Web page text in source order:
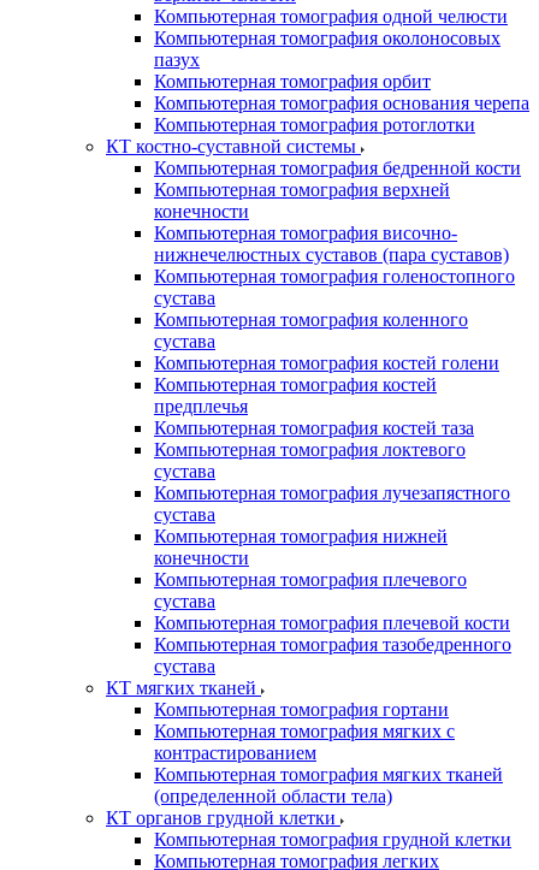
Компьютерная томография одной челюсти
Компьютерная томография околоносовых
пазух
Компьютерная томография орбит
Компьютерная томография основания черепа
Компьютерная томография ротоглотки
КТ костно-суставной системы
Компьютерная томография бедренной кости
Компьютерная томография верхней
конечности
Компьютерная томография височно-
нижнечелюстных суставов (пара суставов)
Компьютерная томография голеностопного
сустава
Компьютерная томография коленного
сустава
Компьютерная томография костей голени
Компьютерная томография костей
предплечья
Компьютерная томография костей таза
Компьютерная томография локтевого
сустава
Компьютерная томография лучезапястного
сустава
Компьютерная томография нижней
конечности
Компьютерная томография плечевого
сустава
Компьютерная томография плечевой кости
Компьютерная томография тазобедренного
сустава
КТ мягких тканей
Компьютерная томография гортани
Компьютерная томография мягких с
контрастированием
Компьютерная томография мягких тканей
(определенной области тела)
КТ органов грудной клетки
Компьютерная томография грудной клетки
Компьютерная томография легких